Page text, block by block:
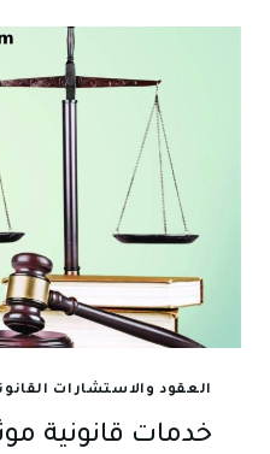
العقود والاستشارات
خدمات قانونية